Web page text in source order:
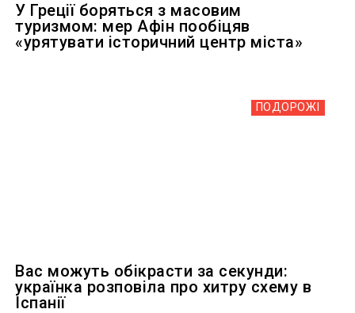
У Греції боряться з масовим
туризмом: мер Афін пообіцяв
«урятувати історичний центр міста»
ПОДОРОЖІ
Вас можуть обікрасти за секунди:
українка розповіла про хитру схему в
Іспанії